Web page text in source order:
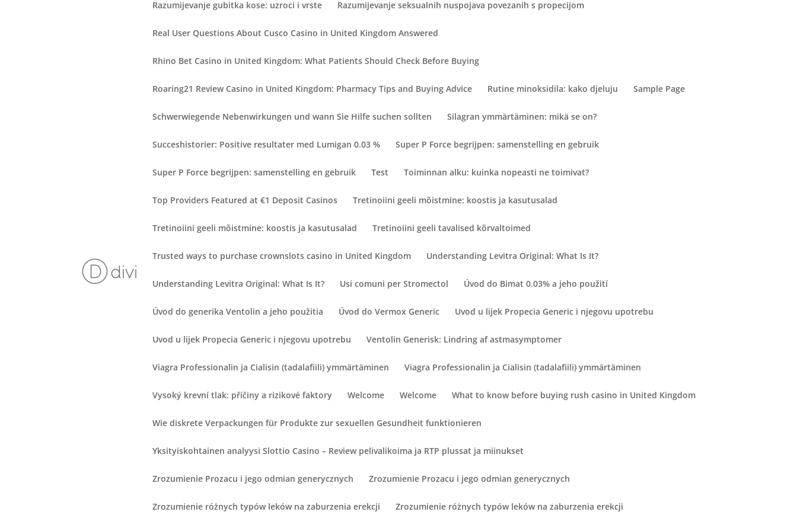
Razumijevanje gubitka kose: uzroci i vrste Razumijevanje seksualnih nuspojava povezanih s propecijom
Real User Questions About Cusco Casino in United Kingdom Answered
Rhino Bet Casino in United Kingdom: What Patients Should Check Before Buying
Roaring21 Review Casino in United Kingdom: Pharmacy Tips and Buying Advice Rutine minoksidila: kako djeluju Sample Page
Schwerwiegende Nebenwirkungen und wann Sie Hilfe suchen sollten Silagran ymmärtäminen: mikä se on?
Succeshistorier: Positive resultater med Lumigan 0.03 % Super P Force begrijpen: samenstelling en gebruik
Super P Force begrijpen: samenstelling en gebruik Test Toiminnan alku: kuinka nopeasti ne toimivat?
Top Providers Featured at €1 Deposit Casinos Tretinoiini geeli mõistmine: koostis ja kasutusalad
Tretinoiini geeli mõistmine: koostis ja kasutusalad Tretinoiini geeli tavalised kõrvaltoimed
Trusted ways to purchase crownslots casino in United Kingdom Understanding Levitra Original: What Is It?
Understanding Levitra Original: What Is It? Usi comuni per Stromectol Úvod do Bimat 0.03% a jeho použití
Úvod do generika Ventolin a jeho použitia Úvod do Vermox Generic Uvod u lijek Propecia Generic i njegovu upotrebu
Uvod u lijek Propecia Generic i njegovu upotrebu Ventolin Generisk: Lindring af astmasymptomer
Viagra Professionalin ja Cialisin (tadalafiili) ymmärtäminen Viagra Professionalin ja Cialisin (tadalafiili) ymmärtäminen
Vysoký krevní tlak: příčiny a rizikové faktory Welcome Welcome What to know before buying rush casino in United Kingdom
Wie diskrete Verpackungen für Produkte zur sexuellen Gesundheit funktionieren
Yksityiskohtainen analyysi Slottio Casino – Review pelivalikoima ja RTP plussat ja miinukset
Zrozumienie Prozacu i jego odmian generycznych Zrozumienie Prozacu i jego odmian generycznych
Zrozumienie różnych typów leków na zaburzenia erekcji Zrozumienie różnych typów leków na zaburzenia erekcji